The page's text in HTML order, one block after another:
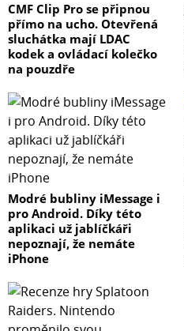
CMF Clip Pro se připnou
přímo na ucho. Otevřená
sluchátka mají LDAC
kodek a ovládací kolečko
na pouzdře
Modré bubliny iMessage i
pro Android. Díky této
aplikaci už jablíčkáři
nepoznají, že nemáte
iPhone